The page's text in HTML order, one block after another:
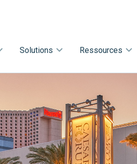
Solutions Ressources